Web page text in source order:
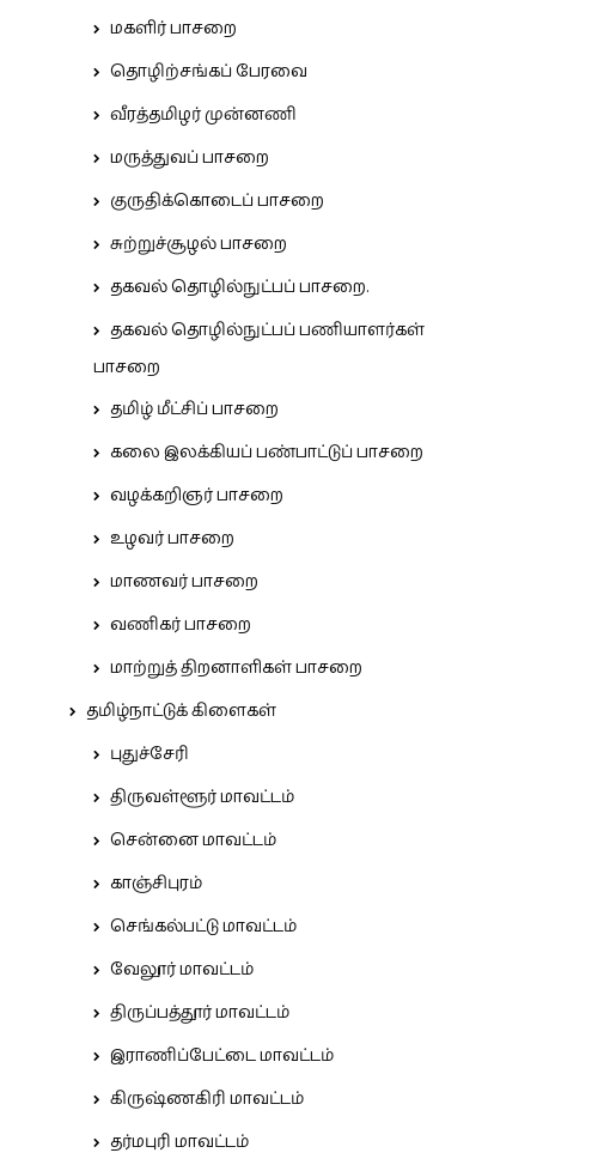
மகளிர் பாசறை
தொழிற்சங்கப் பேரவை
வீரத்தமிழர் முன்னணி
மருத்துவப் பாசறை
குருதிக்கொடைப் பாசறை
சுற்றுச்சூழல் பாசறை
தகவல் தொழில்நுட்பப் பாசறை.
தகவல் தொழில்நுட்பப் பணியாளர்கள்
பாசறை
தமிழ் மீட்சிப் பாசறை
கலை இலக்கியப் பண்பாட்டுப் பாசறை
வழக்கறிஞர் பாசறை
உழவர் பாசறை
மாணவர் பாசறை
வணிகர் பாசறை
மாற்றுத் திறனாளிகள் பாசறை
தமிழ்நாட்டுக் கிளைகள்
புதுச்சேரி
திருவள்ளூர் மாவட்டம்
சென்னை மாவட்டம்
காஞ்சிபுரம்
செங்கல்பட்டு மாவட்டம்
வேலூர் மாவட்டம்
திருப்பத்தூர் மாவட்டம்
இராணிப்பேட்டை மாவட்டம்
கிருஷ்ணகிரி மாவட்டம்
தர்மபுரி மாவட்டம்